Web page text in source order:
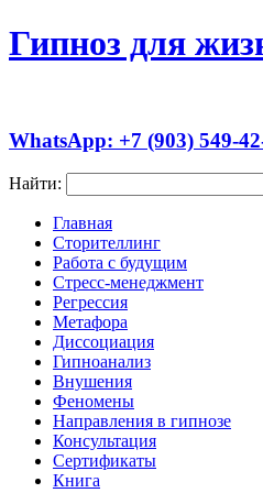
Гипноз для
WhatsApp: +7 (903) 549-
Найти:
Главная
Сторителлинг
Работа с будущим
Стресс-менеджмент
Регрессия
Метафора
Диссоциация
Гипноанализ
Внушения
Феномены
Направления в гипнозе
Консультация
Сертификаты
Книга